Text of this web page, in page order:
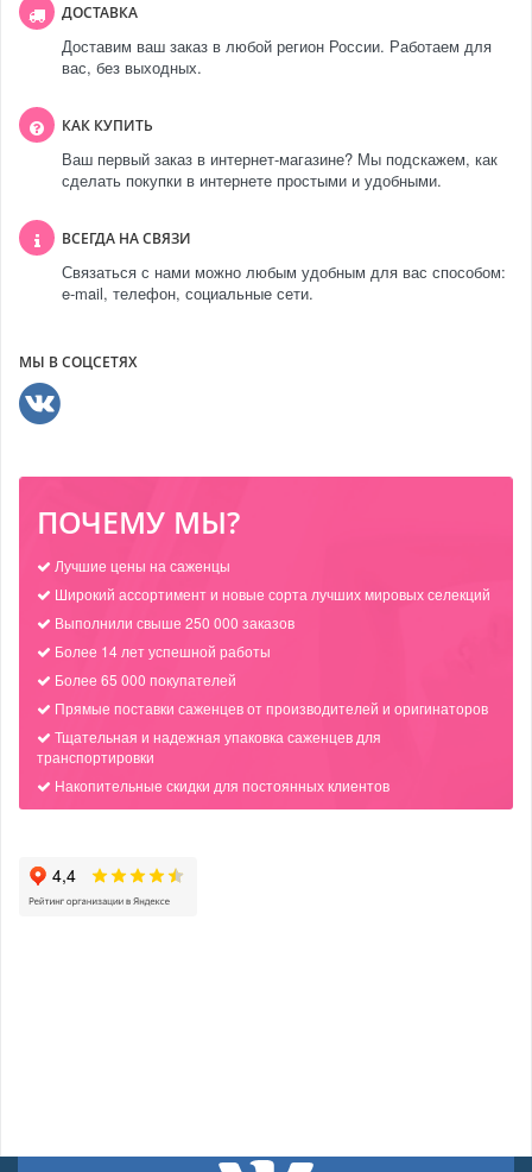
ДОСТАВКА
Доставим ваш заказ в любой регион России. Работаем для
вас, без выходных.
КАК КУПИТЬ
Ваш первый заказ в интернет-магазине? Мы подскажем, как
сделать покупки в интернете простыми и удобными.
ВСЕГДА НА СВЯЗИ
Связаться с нами можно любым удобным для вас способом:
e-mail, телефон, социальные сети.
МЫ В СОЦСЕТЯХ
ПОЧЕМУ МЫ?
Лучшие цены на саженцы
Широкий ассортимент и новые сорта лучших мировых селекций
Выполнили свыше 250 000 заказов
Более 14 лет успешной работы
Более 65 000 покупателей
Прямые поставки саженцев от производителей и оригинаторов
Тщательная и надежная упаковка саженцев для
транспортировки
Накопительные скидки для постоянных клиентов